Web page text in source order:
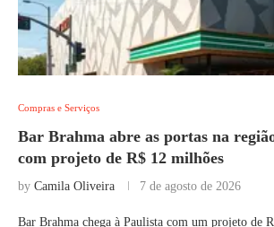
Compras e Serviços
Bar Brahma abre as portas na
com projeto de R$ 12 milhões
by Camila Oliveira 7 de agosto de 2026
Bar Brahma chega à Paulista com um projeto de